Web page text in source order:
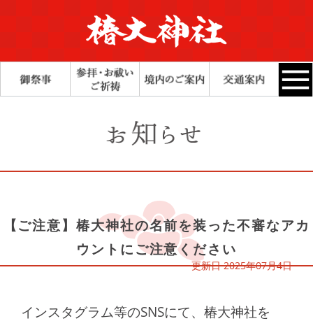
【ご注意】椿大神社の名前を装った不審なアカ
ウントにご注意ください
更新日 2025年07月4日
インスタグラム等のSNSにて、 椿大神社を